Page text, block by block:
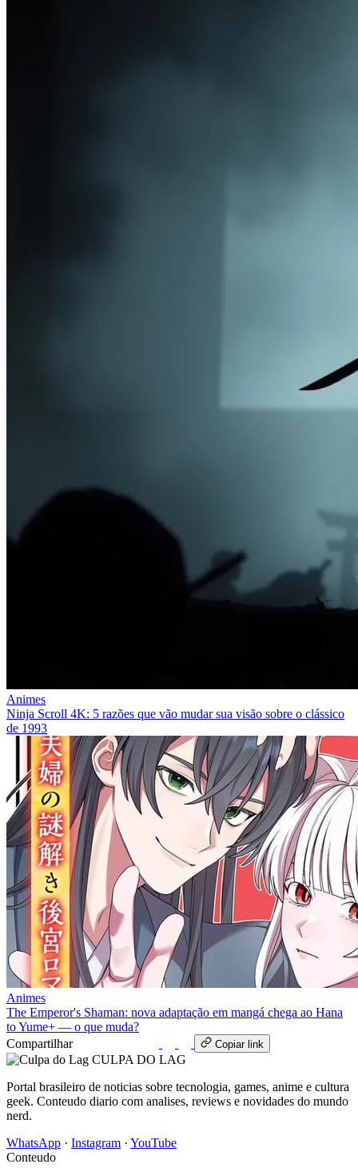
Animes
Ninja Scroll 4K: 5 razões que vão mudar sua visão sobre o clássico
de 1993
Animes
The Emperor's Shaman: nova adaptação em mangá chega ao Hana
to Yume+ — o que muda?
Compartilhar
Copiar link
CULPA DO LAG
Portal brasileiro de noticias sobre tecnologia, games, anime e cultura
geek. Conteudo diario com analises, reviews e novidades do mundo
nerd.
WhatsApp · Instagram · YouTube
Conteudo